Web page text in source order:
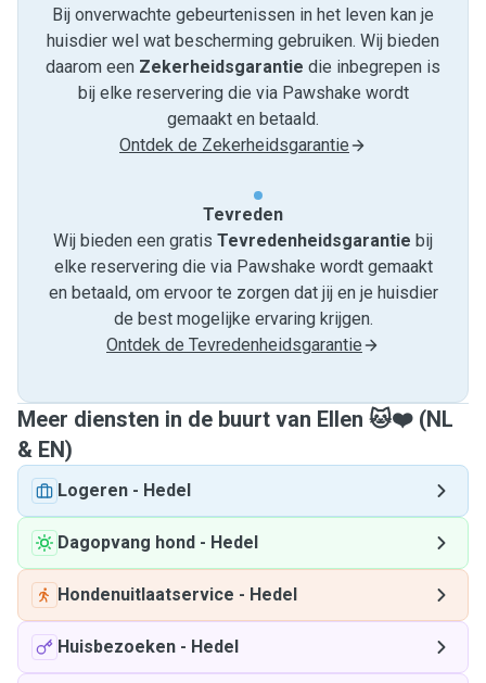
Bij onverwachte gebeurtenissen in het leven kan je
huisdier wel wat bescherming gebruiken. Wij bieden
daarom een Zekerheidsgarantie die inbegrepen is
bij elke reservering die via Pawshake wordt
gemaakt en betaald.
Ontdek de Zekerheidsgarantie
Tevreden
Wij bieden een gratis Tevredenheids­garantie bij
elke reservering die via Pawshake wordt gemaakt
en betaald, om ervoor te zorgen dat jij en je huisdier
de best mogelijke ervaring krijgen.
Ontdek de Tevredenheidsgarantie
Meer diensten in de buurt van Ellen 🐱❤️ (NL
& EN)
Logeren - Hedel
Dagopvang hond - Hedel
Hondenuitlaatservice - Hedel
Huisbezoeken - Hedel